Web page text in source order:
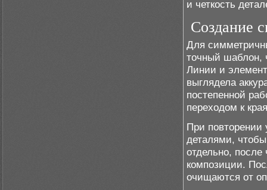
и четкость
Создание
Для
точный шаблон,
Линии и
выглядела
постепенной
переходом к
При повторении
деталями,
отдельно, после
композиции.
очищаются от